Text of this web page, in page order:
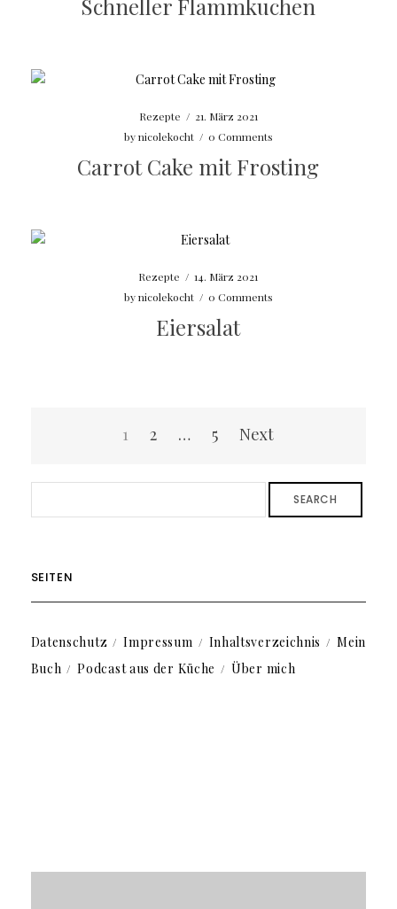
Schneller Flammkuchen
Rezepte / 21. März 2021
bynicolekocht / 0 Comments
Carrot Cake mit Frosting
Rezepte / 14. März 2021
bynicolekocht / 0 Comments
Eiersalat
1 2 … 5 Next
SEARCH
SEITEN
Datenschutz Impressum Inhaltsverzeichnis
Mein
Buch
Podcast aus der Küche Über mich